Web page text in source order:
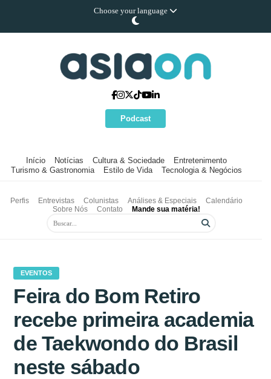
Choose your language
Podcast
Início Notícias Cultura & Sociedade
Entretenimento
Turismo & Gastronomia
Estilo de Vida Tecnologia & Negócios
Perfis Entrevistas Colunistas Análises & Especiais
Calendário
Sobre Nós
Contato Mande sua matéria!
EVENTOS
Feira do Bom Retiro
recebe primeira academia
de Taekwondo do Brasil
neste sábado